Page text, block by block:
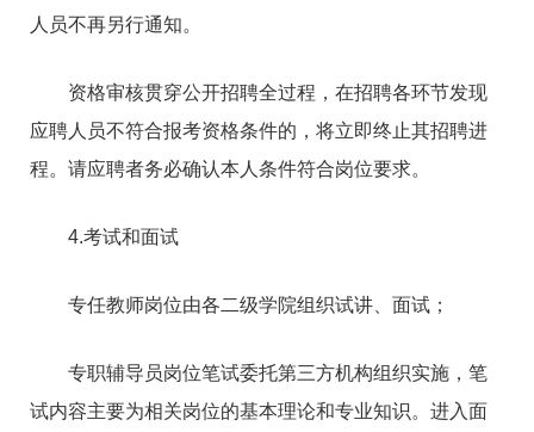
人员不再另行通知。
资格审核贯穿公开招聘全过程，在招聘各环节发现
应聘人员不符合报考资格条件的，将立即终止其招聘进
程。请应聘者务必确认本人条件符合岗位要求。
4.考试和面试
专任教师岗位由各二级学院组织试讲、面试；
专职辅导员岗位笔试委托第三方机构组织实施，笔
试内容主要为相关岗位的基本理论和专业知识。进入面